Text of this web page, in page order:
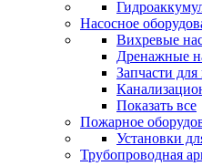
Насосное
Вихревые
Дренажные
Запчасти
Показать все
Пожарное
Установки
Трубопроводная